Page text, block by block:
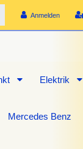
Anmelden
Elektrik
Mercedes Benz